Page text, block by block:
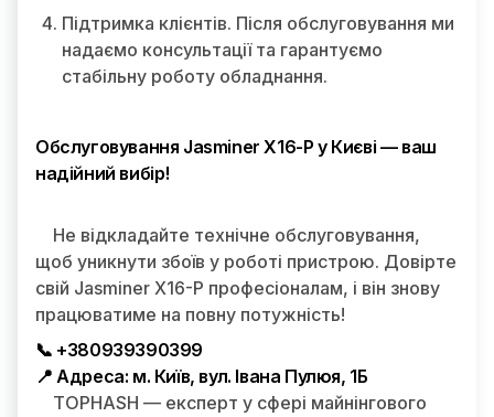
Підтримка клієнтів. Після обслуговування ми
надаємо консультації та гарантуємо
стабільну роботу обладнання.
Обслуговування Jasminer X16-P у Києві — ваш
надійний вибір!
Не відкладайте технічне обслуговування,
щоб уникнути збоїв у роботі пристрою. Довірте
свій Jasminer X16-P професіоналам, і він знову
працюватиме на повну потужність!
📞 +380939390399
📍 Адреса: м. Київ, вул. Івана Пулюя, 1Б
TOPHASH — експерт у сфері майнінгового